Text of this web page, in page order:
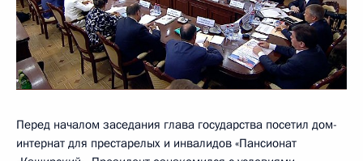
Перед началом заседания глава государства посетил дом-
интернат для престарелых и инвалидов «Пансионат